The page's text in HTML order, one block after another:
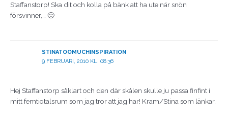
Staffanstorp! Ska dit och kolla på bänk att ha ute när snön
försvinner,… 🙂
STINATOOMUCHINSPIRATION
9 FEBRUARI, 2010 KL. 08:36
Hej Staffanstorp såklart och den där skålen skulle ju passa finfint i
mitt femtiotalsrum som jag tror att jag har! Kram/Stina som länkar.